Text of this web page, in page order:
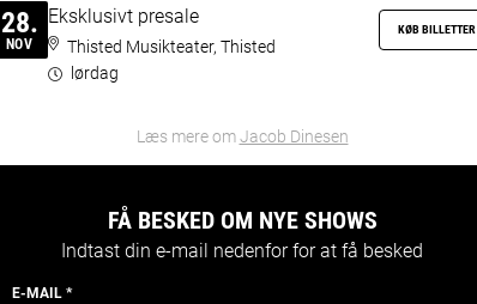
28.
NOV
Eksklusivt presale
Thisted Musikteater, Thisted
lørdag
KØB BILLETTER
Læs mere omJacob Dinesen
FÅ BESKED OM NYE SHOWS
Indtast din e-mail nedenfor for at få besked
E-MAIL *